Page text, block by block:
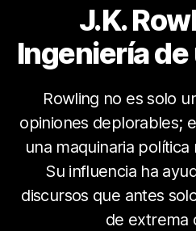
J.K.
Ingeniería
Rowling no es solo
opiniones deplorables;
una maquinaria
Su influencia ha
discursos que antes
de extrema